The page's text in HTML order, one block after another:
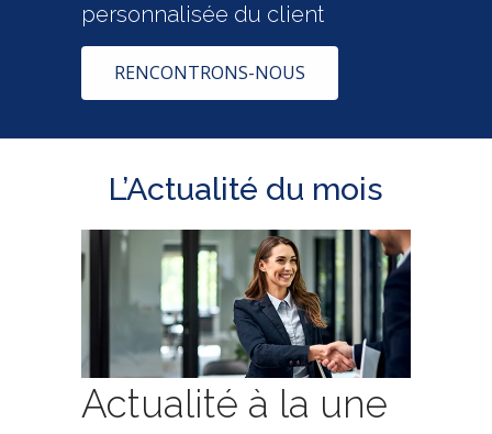
personnalisée du client
RENCONTRONS-NOUS
L’Actualité du mois
Actualité à la une